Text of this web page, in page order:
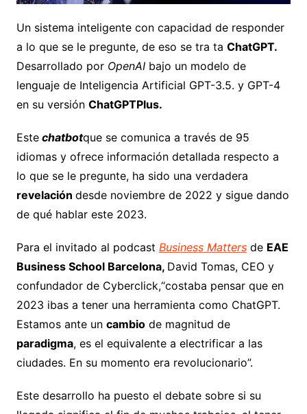
Un sistema inteligente con capacidad de responder
a lo que se le pregunte, de eso se tra ta ChatGPT.
Desarrollado por OpenAIbajo un modelo de
lenguaje de Inteligencia Artificial GPT-3.5. y GPT-4
en su versión ChatGPTPlus.
Estechatbotque se comunica a través de 95
idiomas y ofrece información detallada respecto a
lo que se le pregunte, ha sido una verdadera
revelación desde noviembre de 2022 y sigue dando
de qué hablar este 2023.
Para el invitado al podcast Business Mattersde EAE
Business School Barcelona, David Tomas, CEO y
confundador de Cyberclick,“costaba pensar que en
2023 ibas a tener una herramienta como ChatGPT.
Estamos ante un cambiode magnitud de
paradigma, es el equivalente a electrificar a las
ciudades. En su momento era revolucionario”.
Este desarrollo ha puesto el debate sobre si su